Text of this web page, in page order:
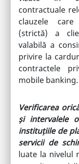
contractuale
clauzele care
(strictă) a
valabilă a
privire la
contractele
mobile banking.
Verificarea
și intervalele
instituțiile de
servicii de
luate la nivelul